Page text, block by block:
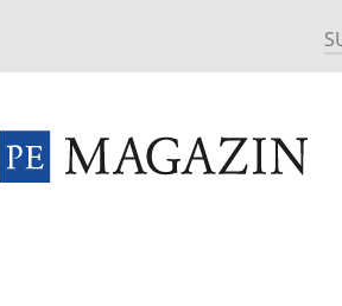
GLOSSAR TERMINE